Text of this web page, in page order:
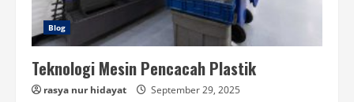
Blog
Teknologi Mesin Pencacah Plastik
rasya nur hidayat September 29, 2025